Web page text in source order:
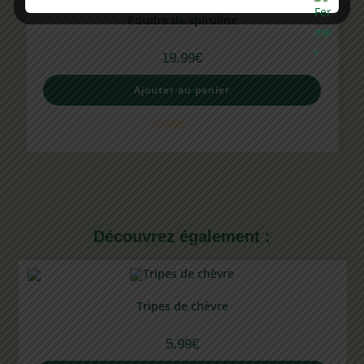
Poudre de spiruline
19.99€
Ajouter au panier
Découvrez également :
Tripes de chèvre
5.99€